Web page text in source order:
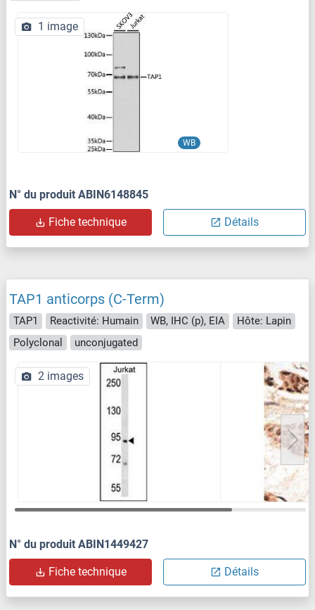
WB
1 image
N° du produit ABIN6148845
Fiche technique Détails
TAP1 anticorps (C-Term)
TAP1 Reactivité: Humain WB, IHC (p), EIA
Hôte: Lapin
Polyclonal
unconjugated
2 images
N° du produit ABIN1449427
Fiche technique Détails